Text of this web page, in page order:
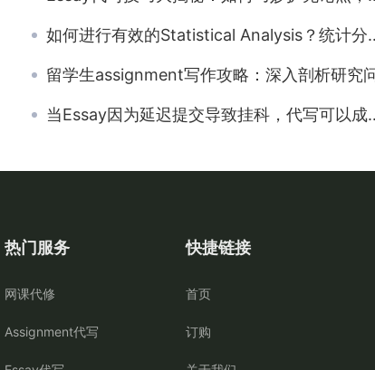
如何进行有效的Statistical Analysis？统计分析写作步骤揭秘！
留学生assignment写作攻略：深入剖析研究问
当Essay因为延迟提交导致挂科，代写可以成为你的救命稻草！
热门服务
网课代修
Assignment代写
快捷链接
首页
订购